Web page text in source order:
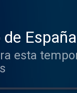
España
esta